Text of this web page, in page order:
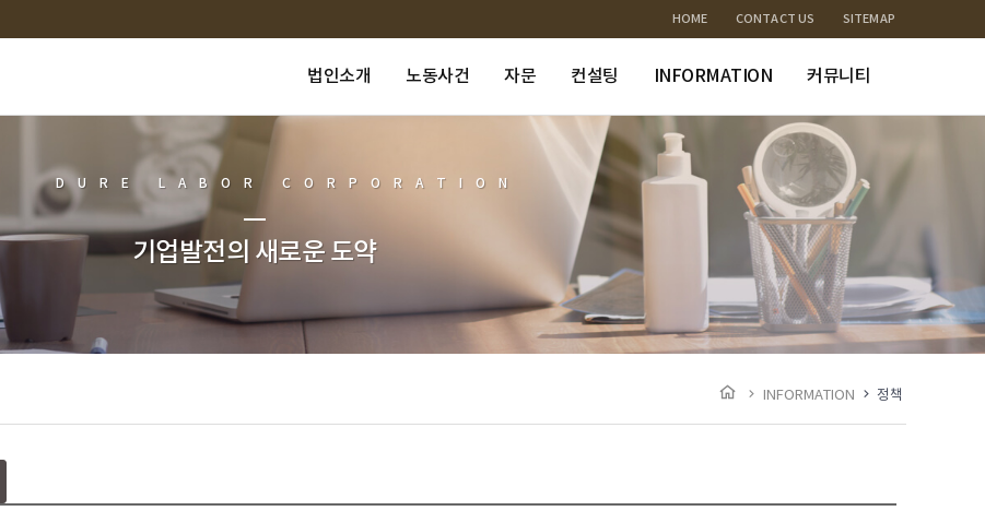
HOME CONTACT US SITEMAP
법인소개 노동사건 자문 컨설팅 INFORMATION 커뮤니티
DURE LABOR CORPORATION
기업발전의 새로운 도약
INFORMATION 정책